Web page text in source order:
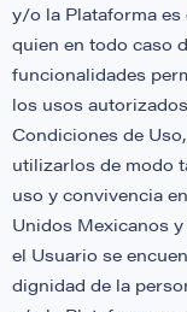
y/o la Plataforma
quien en todo caso
funcionalidades
los usos
Condiciones de
utilizarlos de modo
uso y convivencia
Unidos Mexicanos
el Usuario se
dignidad de la